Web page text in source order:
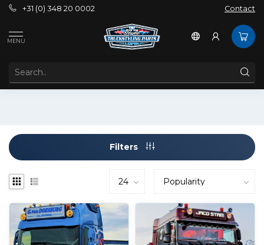
+31 (0) 348 20 0002 Contact
MENU
LIGHTS
Filters